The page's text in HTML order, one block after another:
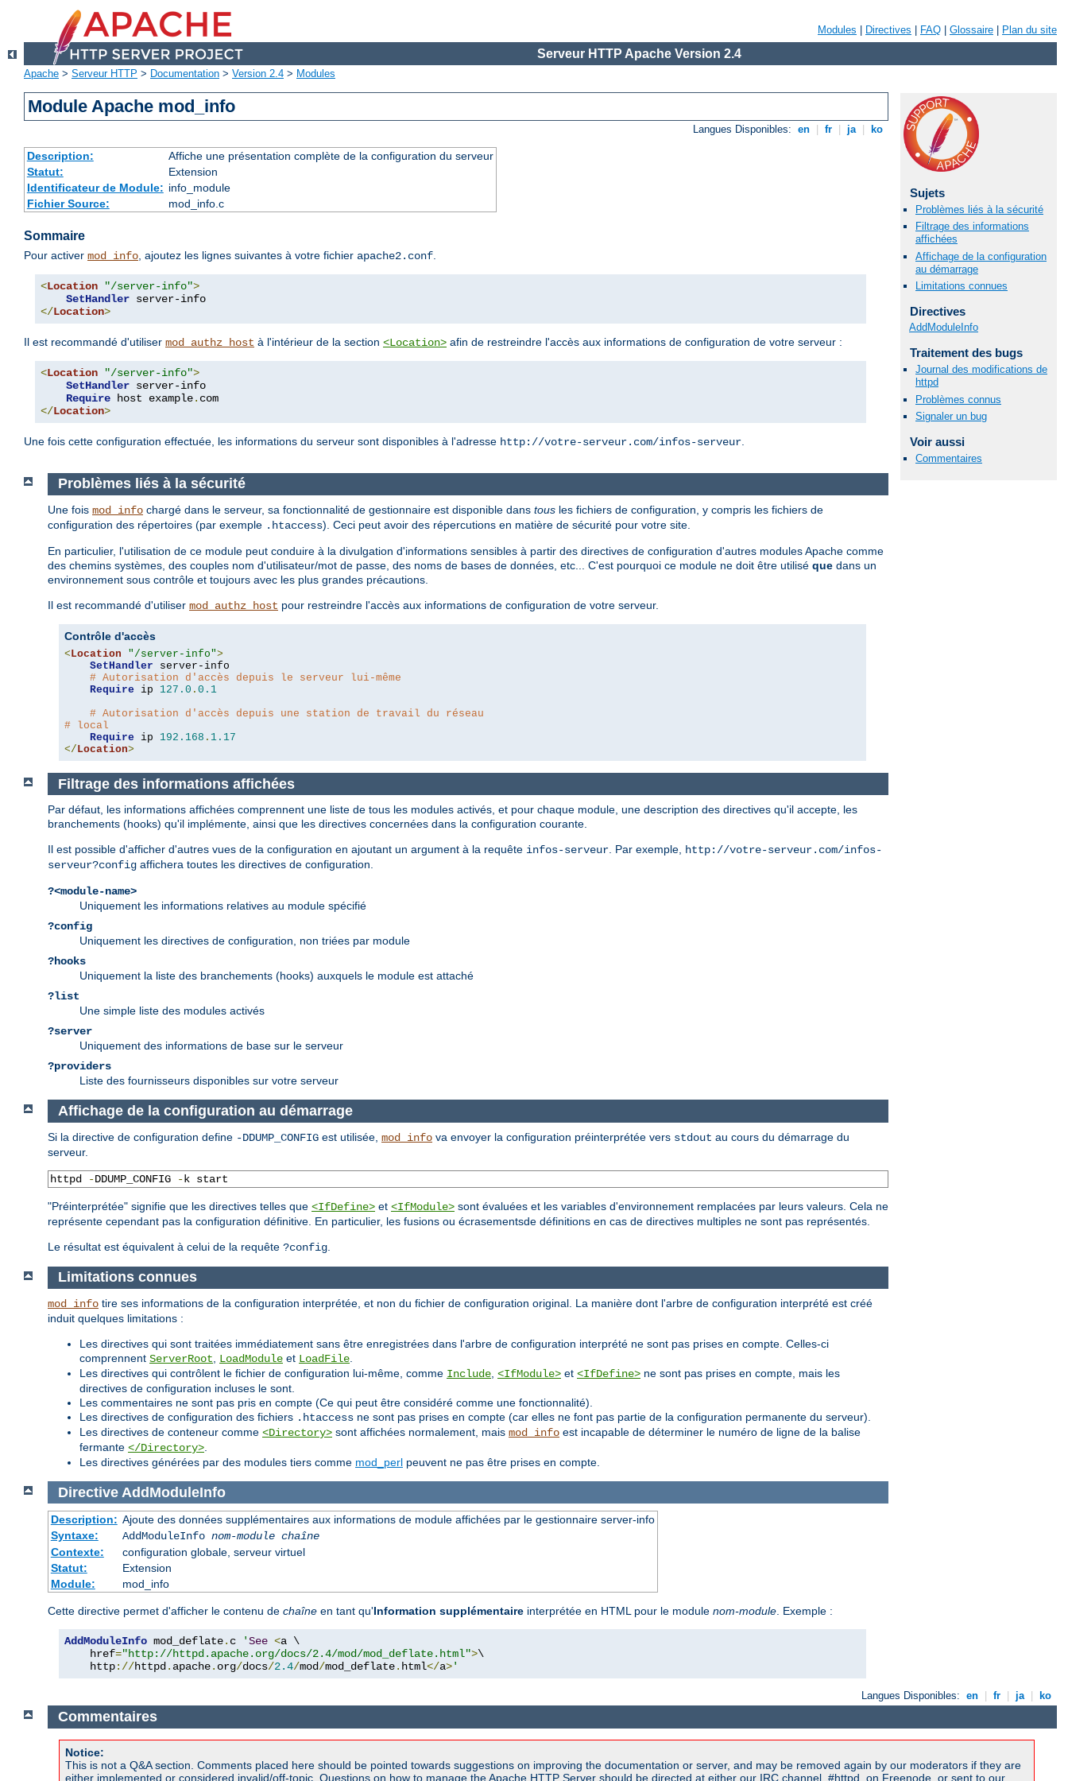
Modules Directives FAQ Glossaire Plan du site
Serveur HTTP Apache Version 2.4
Apache > Serveur HTTP > Documentation > Version 2.4 > Modules
Module Apache mod_info
Langues Disponibles: en fr ja ko
Description:
Affiche une présentation complète de la configuration du serveur
Statut:
Extension
Identificateur de Module: info_module
Fichier Source:
mod_info.c
Sommaire
Pour activer mod_info, ajoutez les lignes suivantes à votre fichier apache2.conf.
<Location "/server-info">
SetHandler
</Location>
Il est recommandé d'utiliser mod_authz_host à l'intérieur de la section <Location> afin de restreindre l'accès aux informations de configuration de votre serveur :
<Location "/server-info">
SetHandler server-info
Require host example.
</Location>
Une fois cette configuration effectuée, les informations du serveur sont disponibles à l'adresse http://votre-serveur.com/infos-serveur.
Sujets
Problèmes liés à la sécurité
Filtrage des informations
affichées
Affichage de la configuration
au démarrage
Limitations connues
Directives
AddModuleInfo
Traitement des bugs
Journal des modifications de
httpd
Problèmes connus
Signaler un bug
Voir aussi
Commentaires
Problèmes liés à la sécurité
Une fois mod_info chargé dans le serveur, sa fonctionnalité de gestionnaire est disponible dans tous les fichiers de configuration, y compris les fichiers de
configuration des répertoires (par exemple .htaccess). Ceci peut avoir des répercutions en matière de sécurité pour votre site.
En particulier, l'utilisation de ce module peut conduire à la divulgation d'informations sensibles à partir des directives de configuration d'autres modules Apache comme
des chemins systèmes, des couples nom d'utilisateur/mot de passe, des noms de bases de données, etc... C'est pourquoi ce module ne doit être utilisé que dans un
environnement sous contrôle et toujours avec les plus grandes précautions.
Il est recommandé d'utiliser mod_authz_host pour restreindre l'accès aux informations de configuration de votre serveur.
Contrôle d'accès
< Location "/server-info">
SetHandler server-info
# Autorisation d'accès depuis le serveur lui-même
Require ip 127.0 . 0.1
# Autorisation d'accès depuis une station de travail du réseau
# local
Require ip 192.168 . 1.17
</ Location>
Filtrage des informations affichées
Par défaut, les informations affichées comprennent une liste de tous les modules activés, et pour chaque module, une description des directives qu'il accepte, les
branchements (hooks) qu'il implémente, ainsi que les directives concernées dans la configuration courante.
Il est possible d'afficher d'autres vues de la configuration en ajoutant un argument à la requête infos-serveur. Par exemple, http://votre-serveur.com/infos-
serveur?config affichera toutes les directives de configuration.
?<module-name>
Uniquement les informations relatives au module spécifié
?config
Uniquement les directives de configuration, non triées par module
?hooks
Uniquement la liste des branchements (hooks) auxquels le module est attaché
?list
Une simple liste des modules activés
?server
Uniquement des informations de base sur le serveur
?providers
Liste des fournisseurs disponibles sur votre serveur
Affichage de la configuration au démarrage
Si la directive de configuration define -DDUMP_CONFIG est utilisée, mod_info va envoyer la configuration préinterprétée vers stdout au cours du démarrage du
serveur.
httpd -DDUMP_CONFIG -k start
"Préinterprétée" signifie que les directives telles que <IfDefine> et <IfModule> sont évaluées et les variables d'environnement remplacées par leurs valeurs. Cela ne
représente cependant pas la configuration définitive. En particulier, les fusions ou écrasementsde définitions en cas de directives multiples ne sont pas représentés.
Le résultat est équivalent à celui de la requête ?config
Limitations connues
mod_info tire ses informations de la configuration interprétée, et non du fichier de configuration original. La manière dont l'arbre de configuration interprété est créé
induit quelques limitations :
Les directives qui sont traitées immédiatement sans être enregistrées dans l'arbre de configuration interprété ne sont pas prises en compte. Celles-ci
comprennent ServerRoot LoadModule et LoadFile
Les directives qui contrôlent le fichier de configuration lui-même, comme Include <IfModule> et <IfDefine> ne sont pas prises en compte, mais les
directives de configuration incluses le sont.
Les commentaires ne sont pas pris en compte (Ce qui peut être considéré comme une fonctionnalité).
Les directives de configuration des fichiers .htaccess ne sont pas prises en compte (car elles ne font pas partie de la configuration permanente du serveur).
Les directives de conteneur comme <Directory> sont affichées normalement, mais mod_info est incapable de déterminer le numéro de ligne de la balise
fermante </Directory>
Les directives générées par des modules tiers comme mod_perl peuvent ne pas être prises en compte.
Directive AddModuleInfo
Description: Ajoute des données supplémentaires aux informations de module affichées par le gestionnaire server-info
Syntaxe:
AddModuleInfo nom-module chaîne
Contexte:
configuration globale, serveur virtuel
Statut:
Extension
Module:
mod_info
Cette directive permet d'afficher le contenu de chaîne en tant qu'Information supplémentaire interprétée en HTML pour le module nom-module. Exemple :
AddModuleInfo mod_deflate. c 'See <a \
    href
="http://httpd.apache.org/docs/2.4/mod/mod_deflate.html">\
    http
://httpd. apache. org/docs/2.4/mod/mod_deflate. html</a>'
Langues Disponibles: en fr ja ko
Commentaires
Notice:
This is not a Q&A section. Comments placed here should be pointed towards suggestions on improving the documentation or server, and may be removed again by our moderators if they are
either implemented or considered invalid/off-topic. Questions on how to manage the Apache HTTP Server should be directed at either our IRC channel, #httpd, on Freenode, or sent to our